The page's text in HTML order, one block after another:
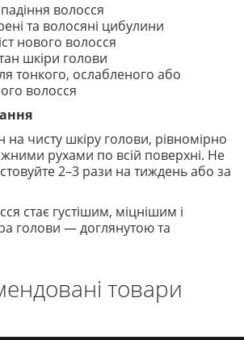
волосся
та волосяні цибулини
нового волосся
шкіри голови
тонкого, ослабленого або
волосся
на чисту шкіру голови, рівномірно
рухами по всій поверхні. Не
2–3 рази на тиждень або за
стає густішим, міцнішим і
голови — доглянутою та
товари